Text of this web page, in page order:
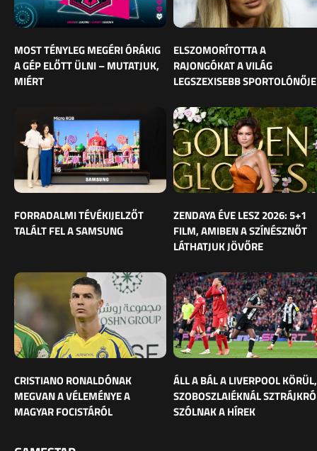
MOST TÉNYLEG MEGÉRI ÓRÁKIG
A GÉP ELŐTT ÜLNI – MUTATJUK,
MIÉRT
ELSZOMORÍTOTTA A
RAJONGÓKAT A VILÁG
LEGSZEXISEBB SPORTOLÓNŐJE
FORRADALMI TÉVÉKIJELZŐT
TALÁLT FEL A SAMSUNG
ZENDAYA ÉVE LESZ 2026: 5+1
FILM, AMIBEN A SZÍNÉSZNŐT
LÁTHATJUK JÖVŐRE
CRISTIANO RONALDÓNAK
MEGVAN A VÉLEMÉNYE A
MAGYAR FOCISTÁRÓL
ÁLL A BÁL A LIVERPOOL KÖRÜL,
SZOBOSZLAIÉKNÁL
SZÓLNAK A HÍREK